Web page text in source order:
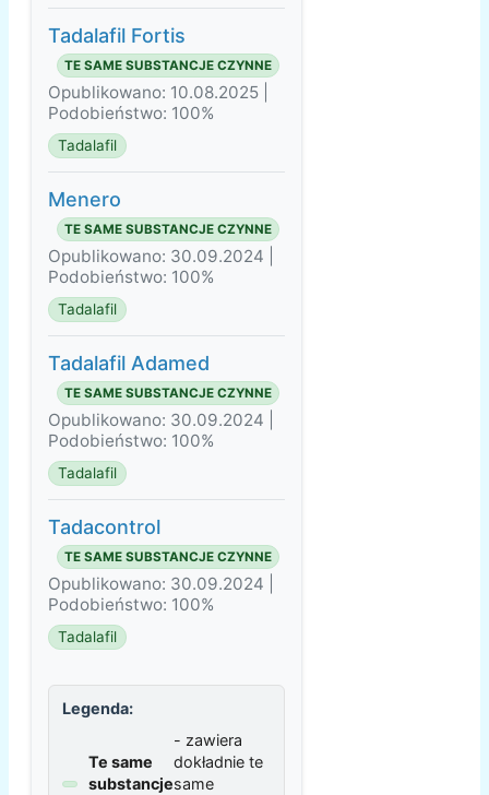
Tadalafil Fortis
TE SAME SUBSTANCJE CZYNNE
Opublikowano: 10.08.2025 |
Podobieństwo: 100%
Tadalafil
Menero
TE SAME SUBSTANCJE CZYNNE
Opublikowano: 30.09.2024 |
Podobieństwo: 100%
Tadalafil
Tadalafil Adamed
TE SAME SUBSTANCJE CZYNNE
Opublikowano: 30.09.2024 |
Podobieństwo: 100%
Tadalafil
Tadacontrol
TE SAME SUBSTANCJE CZYNNE
Opublikowano: 30.09.2024 |
Podobieństwo: 100%
Tadalafil
Legenda:
Te same
substancje
- zawiera
dokładnie te
same